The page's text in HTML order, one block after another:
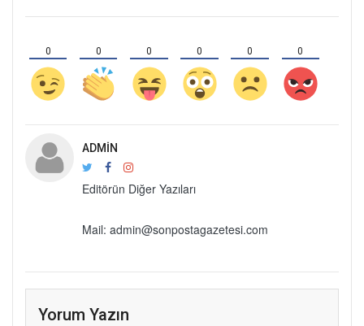
0 0 0 0 0 0
ADMIN
Editörün Diğer Yazıları
Mail: admin@sonpostagazetesi.com
Yorum Yazın